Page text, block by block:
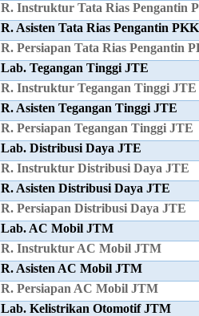
R. Instruktur Tata Rias Pengantin
R. Asisten Tata Rias Pengantin PKK
R. Persiapan Tata Rias Pengantin
Lab. Tegangan Tinggi JTE
R. Instruktur Tegangan Tinggi JTE
R. Asisten Tegangan Tinggi JTE
R. Persiapan Tegangan Tinggi JTE
Lab. Distribusi Daya JTE
R. Instruktur Distribusi Daya JTE
R. Asisten Distribusi Daya JTE
R. Persiapan Distribusi Daya JTE
Lab. AC Mobil JTM
R. Instruktur AC Mobil JTM
R. Asisten AC Mobil JTM
R. Persiapan AC Mobil JTM
Lab. Kelistrikan Otomotif JTM